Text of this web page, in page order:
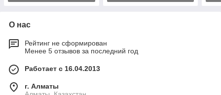
О нас
Рейтинг не сформирован
Менее 5 отзывов за последний год
Работает с 16.04.2013
г. Алматы